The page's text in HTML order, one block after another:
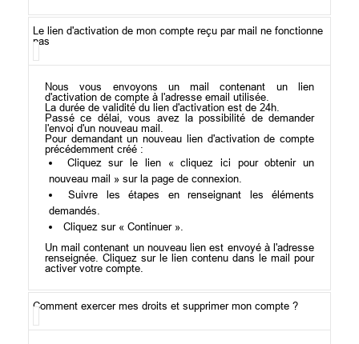
Le lien d'activation de mon compte reçu par mail ne fonctionne
pas
Nous vous envoyons un mail contenant un lien
d'activation de compte à l'adresse email utilisée.
La durée de validité du lien d'activation est de 24h.
Passé ce délai, vous avez la possibilité de demander
l'envoi d'un nouveau mail.
Pour demandant un nouveau lien d'activation de compte
précédemment créé :
Cliquez sur le lien « cliquez ici pour obtenir un
nouveau mail » sur la page de connexion.
Suivre les étapes en renseignant les éléments
demandés.
Cliquez sur « Continuer ».
Un mail contenant un nouveau lien est envoyé à l'adresse
renseignée. Cliquez sur le lien contenu dans le mail pour
activer votre compte.
Comment exercer mes droits et supprimer mon compte ?